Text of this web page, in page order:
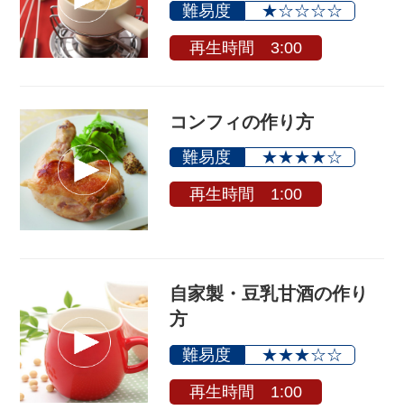
難易度 ★☆☆☆☆
再生時間 3:00
コンフィの作り方
難易度 ★★★★☆
再生時間 1:00
自家製・豆乳甘酒の作り
方
難易度 ★★★☆☆
再生時間 1:00